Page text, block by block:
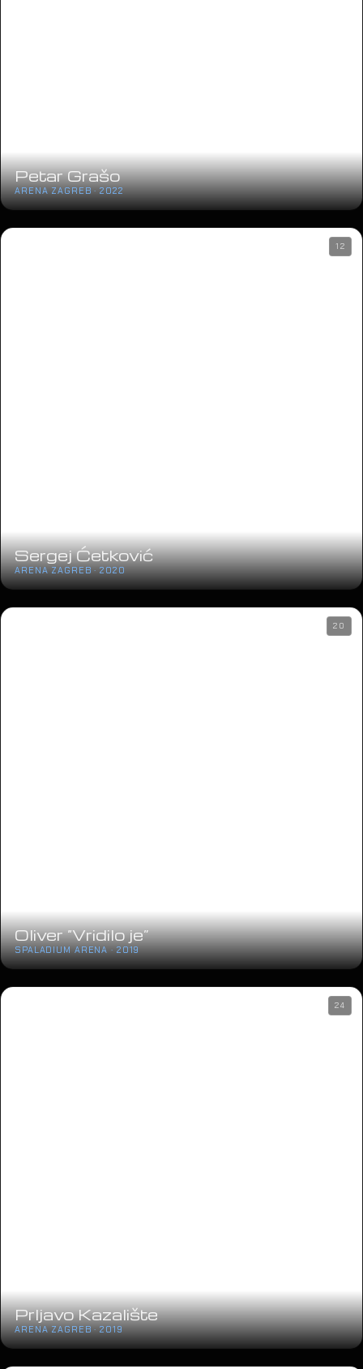
Petar Grašo
ARENA ZAGREB · 2022
Sergej Ćetković
ARENA ZAGREB · 2020
12
Oliver “Vridilo je”
SPALADIUM ARENA · 2019
20
Prljavo Kazalište
ARENA ZAGREB · 2019
24